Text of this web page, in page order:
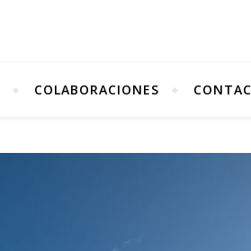
COLABORACIONES